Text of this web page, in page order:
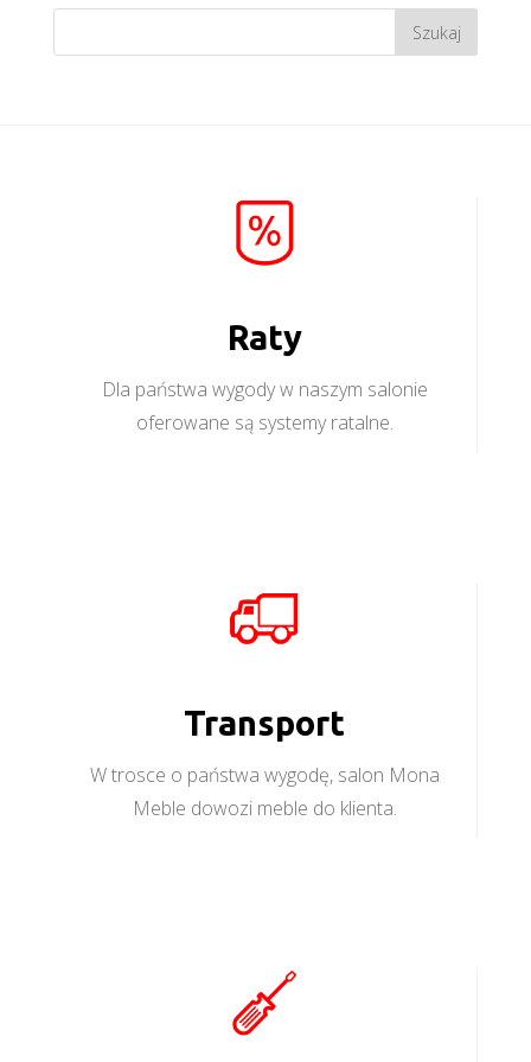
Raty
Dla państwa wygody w naszym salonie
oferowane są systemy ratalne.
Transport
W trosce o państwa wygodę, salon Mona
Meble dowozi meble do klienta.